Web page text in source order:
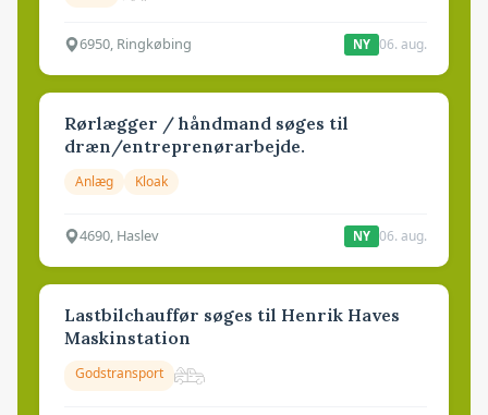
6950, Ringkøbing NY 06. aug.
Rørlægger / håndmand søges til
dræn/entreprenørarbejde.
Anlæg Kloak
4690, Haslev NY 06. aug.
Lastbilchauffør søges til Henrik Haves
Maskinstation
Godstransport